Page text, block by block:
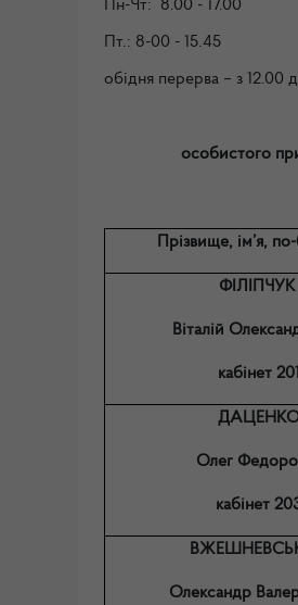
Пн-Чт: 8.00 - 17.00
Пт.: 8-00 - 15.45
обідня перерва – з 12.00
особистого
Прізвище, ім’я, по-
ФІЛІПЧУК
Віталій
кабінет 201
Олег
кабінет
Олександр